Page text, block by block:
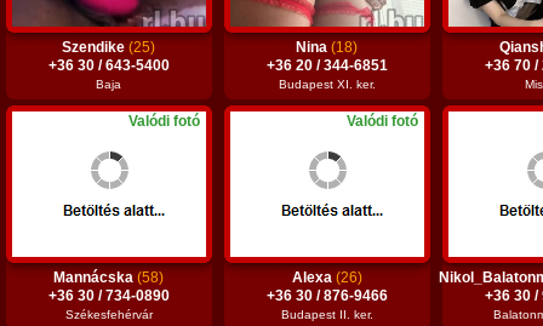
Szendike(25)
+36 30 / 643-5400
Baja
Nina(18)
+36 20 / 344-6851
Budapest XI. ker.
+36 70 /
Valódi fotó
Mannácska(58)
+36 30 / 734-0890
Székesfehérvár
Valódi fotó
Alexa (26)
+36 30 / 876-9466
Budapest II. ker.
+36 30 /